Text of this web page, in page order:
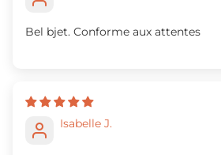
Bel bjet. Conforme aux attentes
Isabelle J.